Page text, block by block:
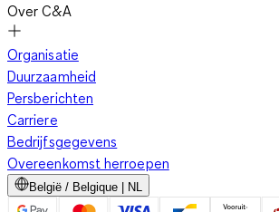
Over C&A
Organisatie
Duurzaamheid
Persberichten
Carriere
Bedrijfsgegevens
Overeenkomst herroepen
België / Belgique | NL